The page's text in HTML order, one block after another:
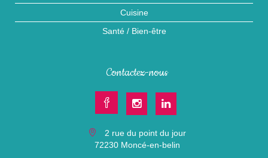
Cuisine
Santé / Bien-être
Contactez-nous
2 rue du point du jour
72230 Moncé-en-belin